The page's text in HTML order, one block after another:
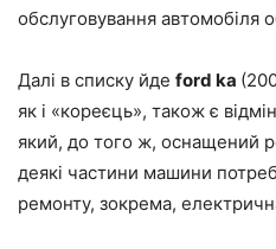
обслуговування автомобіля
Далі в списку йде ford ka
як і «кореєць», також є
який, до того ж, оснащений
деякі частини машини
ремонту, зокрема,